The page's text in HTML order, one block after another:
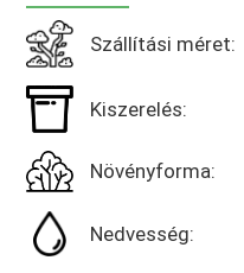
Szállítási méret:
Kiszerelés:
Növényforma:
Nedvesség: